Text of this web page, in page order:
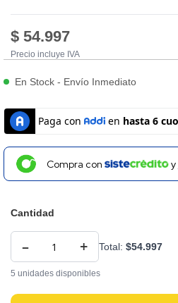
of
the
images
gallery
$ 54.997
Precio incluye IVA
En Stock - Envío Inmediato
Compra con y
Cantidad
– + Total: $54.997
5 unidades disponibles